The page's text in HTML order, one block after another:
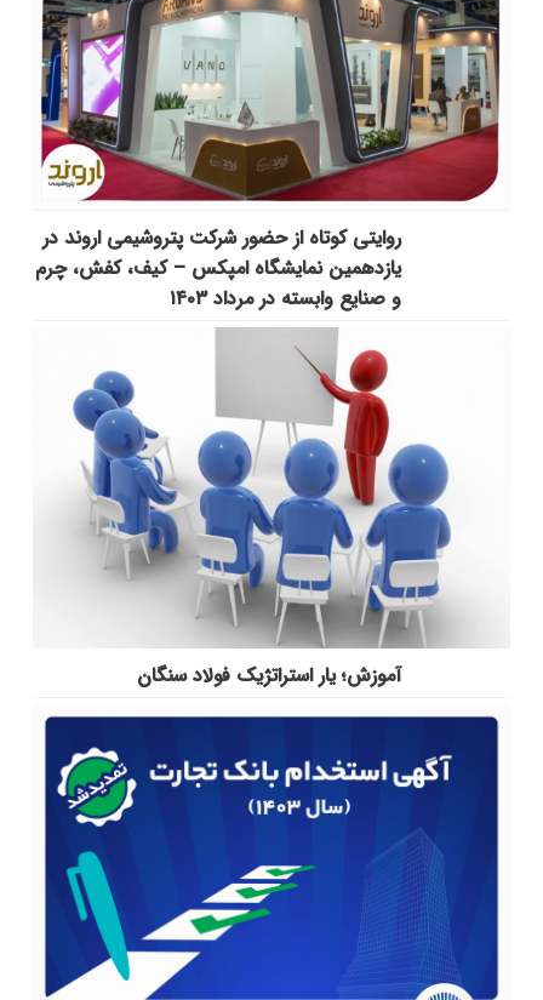
روایتی کوتاه از حضور شرکت پتروشیمی اروند در
یازدهمین نمایشگاه امپکس‌ – کیف، کفش، چرم
و صنایع وابسته در مرداد ۱۴۰۳
آموزش؛ یار استراتژیک فولاد سنگان